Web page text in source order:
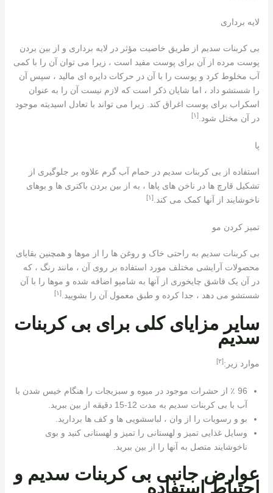
لایه برداری
بی کربنات سدیم از طریق خاصیت مؤثر در لایه برداری و از بین بردن
پوست مرده از آن برای پوست مفید است ، زیرا می توان آن را با کمی
آب مخلوط کرد و پوست را با آن در حرکات دایره ای مالید ، سپس آن
را شستشو داد ، اما شایان ذکر است که لازم نیست آن را به عنوان
اسکراب برای پوست اغراق کند. زیرا می تواند با تعادل اسیدیته موجود
در آن مختل شود. [١]
پا
استفاده از بی کربنات سدیم در حمام آب گرم علاوه بر جلوگیری از
تشکیل قارچ ها در ناخن های پاها ، به از بین بردن باکتری ها و بوهای
ناخوشایند از آنها کمک می کند. [١]
تمیز کردن مو
بی کربنات سدیم به راحتی خاک و روغن ها را از موها و همچنین بقایای
محصولات آرایشی مختلف مورد استفاده بر روی آن ، مانند رنگ ، که
در آن یک قاشق چایخوری از آنها به شامپو اضافه شده و موها را با آن
شستشو می دهد ، جدا کرده و طبق معمول آن را بشویید.[١]
سایر مزایای کلی برای بی کربنات
سدیم
موارد زیر:[٢]
96 ٪ از حشرات موجود در میوه و سبزیجات را هنگام خیس شدن با
آب با بی کربنات سدیم به مدت 12-15 دقیقه از بین ببرید.
بو و رسوبات را از وان ، لباسشویی ها و کف ها بردارید.
وسایل غذایی تمیز و لهستانی را تمیز و لهستانی کنید و بوی
ناخوشایند متصل به آنها را از بین ببرید.
عوارض جانبی بی کربنات سدیم و
احتیاط استفاده